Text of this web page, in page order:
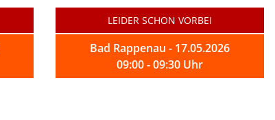
LEIDER SCHON VORBEI
Bad Rappenau - 17.05.2026
09:00 - 09:30 Uhr